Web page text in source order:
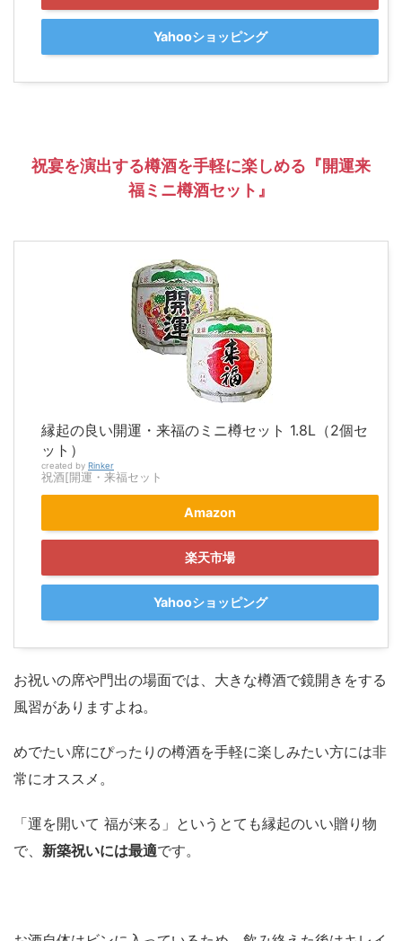
Yahooショッピング
祝宴を演出する樽酒を手軽に楽しめる『開運来
福ミニ樽酒セット』
縁起の良い開運・来福のミニ樽セット 1.8L（2個セ
ット）
created by Rinker
祝酒[開運・来福セット
Amazon
楽天市場
Yahooショッピング
お祝いの席や門出の場面では、大きな樽酒で鏡開きをする
風習がありますよね。
めでたい席にぴったりの樽酒を手軽に楽しみたい方には非
常にオススメ。
「運を開いて 福が来る」というとても縁起のいい贈り物
で、 新築祝いには最適です。